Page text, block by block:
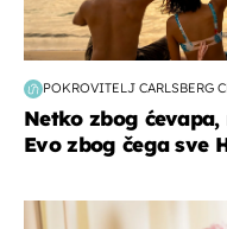
POKROVITELJ CARLSBERG
Netko zbog
Evo zbog čega sve
moda & ljepota